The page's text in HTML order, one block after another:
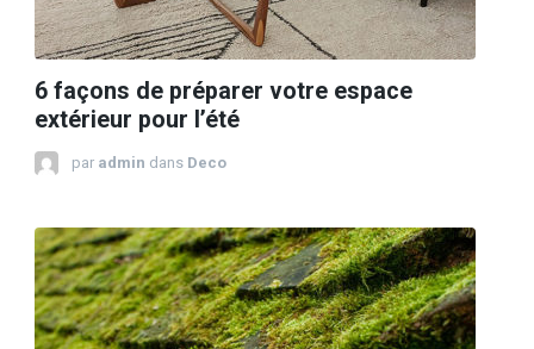
6 façons de préparer votre espace
extérieur pour l’été
par admin dans Deco